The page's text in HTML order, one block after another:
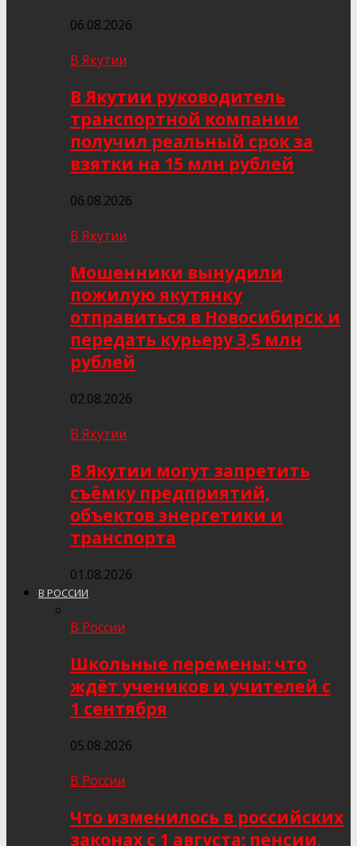
06.08.2026
В Якутии
В Якутии руководитель
транспортной компании
получил реальный срок за
взятки на 15 млн рублей
06.08.2026
В Якутии
Мошенники вынудили
пожилую якутянку
отправиться в Новосибирск и
передать курьеру 3,5 млн
рублей
02.08.2026
В Якутии
В Якутии могут запретить
съёмку предприятий,
объектов энергетики и
транспорта
01.08.2026
В РОССИИ
В России
Школьные перемены: что
ждёт учеников и учителей с
1 сентября
05.08.2026
В России
Что изменилось в российских
законах с 1 августа: пенсии,